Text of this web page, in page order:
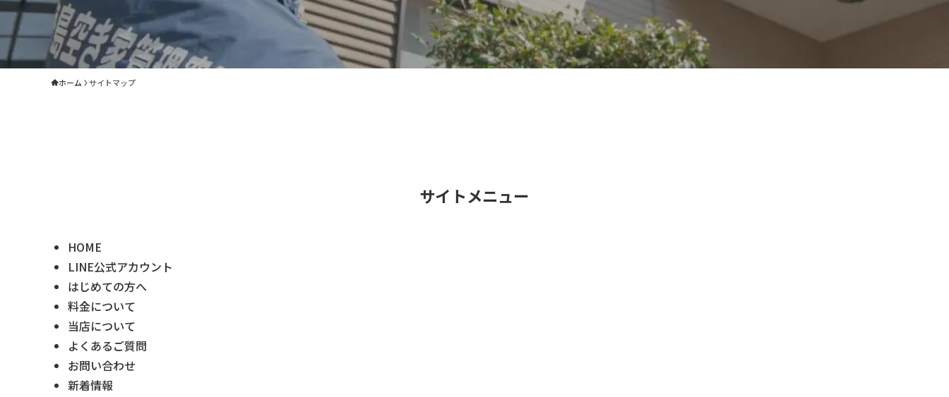
ホーム サイトマップ
サイトメニュー
HOME
LINE公式アカウント
はじめての方へ
料金について
当店について
よくあるご質問
お問い合わせ
新着情報